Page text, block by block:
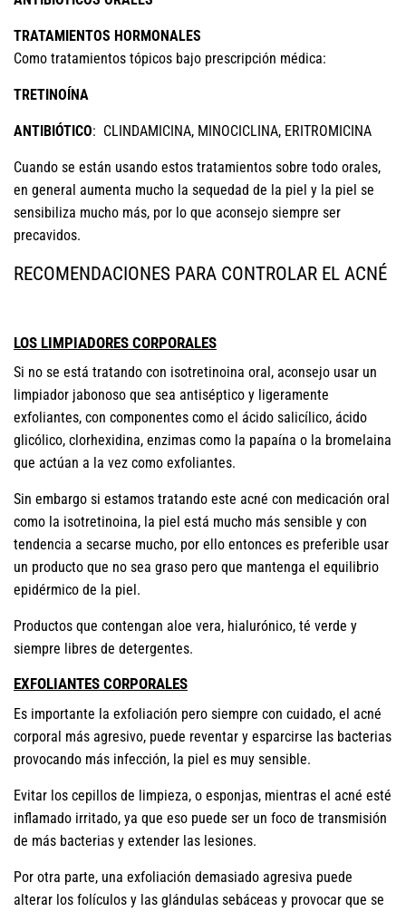
TRATAMIENTOS HORMONALES
Como tratamientos tópicos bajo prescripción médica:
TRETINOÍNA
ANTIBIÓTICO: CLINDAMICINA, MINOCICLINA, ERITROMICINA
Cuando se están usando estos tratamientos sobre todo orales,
en general aumenta mucho la sequedad de la piel y la piel se
sensibiliza mucho más, por lo que aconsejo siempre ser
precavidos.
RECOMENDACIONES PARA CONTROLAR EL ACNÉ
LOS LIMPIADORES CORPORALES
Si no se está tratando con isotretinoina oral, aconsejo usar un
limpiador jabonoso que sea antiséptico y ligeramente
exfoliantes, con componentes como el ácido salicílico, ácido
glicólico, clorhexidina, enzimas como la papaína o la bromelaina
que actúan a la vez como exfoliantes.
Sin embargo si estamos tratando este acné con medicación oral
como la isotretinoina, la piel está mucho más sensible y con
tendencia a secarse mucho, por ello entonces es preferible usar
un producto que no sea graso pero que mantenga el equilibrio
epidérmico de la piel.
Productos que contengan aloe vera, hialurónico, té verde y
siempre libres de detergentes.
EXFOLIANTES CORPORALES
Es importante la exfoliación pero siempre con cuidado, el acné
corporal más agresivo, puede reventar y esparcirse las bacterias
provocando más infección, la piel es muy sensible.
Evitar los cepillos de limpieza, o esponjas, mientras el acné esté
inflamado irritado, ya que eso puede ser un foco de transmisión
de más bacterias y extender las lesiones.
Por otra parte, una exfoliación demasiado agresiva puede
alterar los folículos y las glándulas sebáceas y provocar que se